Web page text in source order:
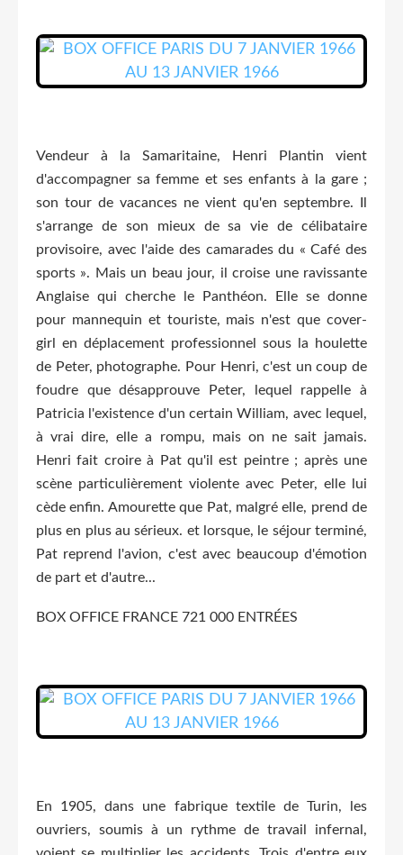
Vendeur à la Samaritaine, Henri Plantin vient
d'accompagner sa femme et ses enfants à la gare ;
son tour de vacances ne vient qu'en septembre. Il
s'arrange de son mieux de sa vie de célibataire
provisoire, avec l'aide des camarades du « Café des
sports ». Mais un beau jour, il croise une ravissante
Anglaise qui cherche le Panthéon. Elle se donne
pour mannequin et touriste, mais n'est que cover-
girl en déplacement professionnel sous la houlette
de Peter, photographe. Pour Henri, c'est un coup de
foudre que désapprouve Peter, lequel rappelle à
Patricia l'existence d'un certain William, avec lequel,
à vrai dire, elle a rompu, mais on ne sait jamais.
Henri fait croire à Pat qu'il est peintre ; après une
scène particulièrement violente avec Peter, elle lui
cède enfin. Amourette que Pat, malgré elle, prend de
plus en plus au sérieux. et lorsque, le séjour terminé,
Pat reprend l'avion, c'est avec beaucoup d'émotion
de part et d'autre...
BOX OFFICE FRANCE 721 000 ENTRÉES
En 1905, dans une fabrique textile de Turin, les
ouvriers, soumis à un rythme de travail infernal,